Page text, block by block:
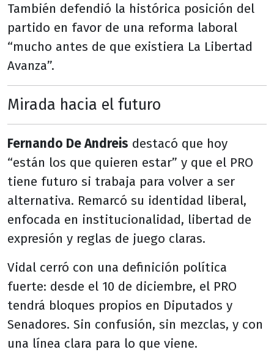
También defendió la histórica posición del
partido en favor de una reforma laboral
“mucho antes de que existiera La Libertad
Avanza”.
Mirada hacia el futuro
Fernando De Andreis destacó que hoy
“están los que quieren estar” y que el PRO
tiene futuro si trabaja para volver a ser
alternativa. Remarcó su identidad liberal,
enfocada en institucionalidad, libertad de
expresión y reglas de juego claras.
Vidal cerró con una definición política
fuerte: desde el 10 de diciembre, el PRO
tendrá bloques propios en Diputados y
Senadores. Sin confusión, sin mezclas, y con
una línea clara para lo que viene.